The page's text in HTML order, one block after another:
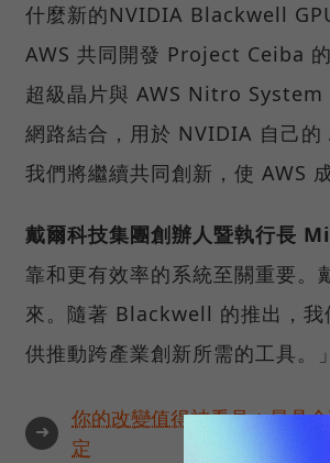
什麼新的NVIDIA Blackwell
AWS 共同開發 Project Ceiba
超級晶片與 AWS Nitro
網路結合，用於 NVIDIA 自己的
我們將繼續共同創新，使 AWS
戴爾科技集團創辦人暨執行長
靠和更有效率的系統至關重要
來。隨著 Blackwell 的推出，我
供推動跨產業創新所需的工具。」
➜
你的改變值得被看見🔥最具
定